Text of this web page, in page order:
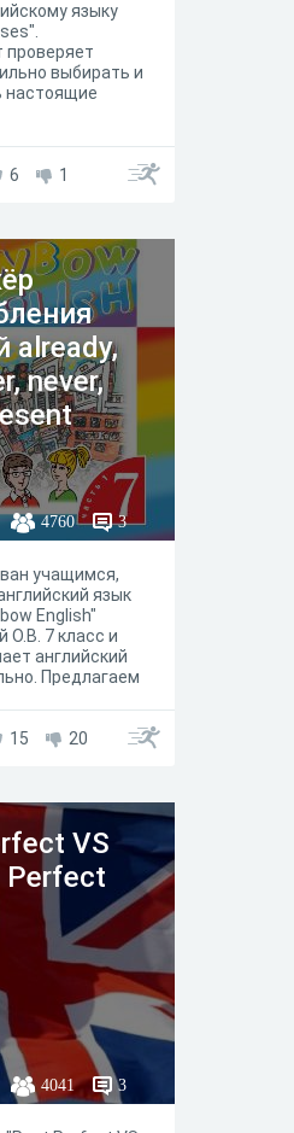
языку
проверяет
выбирать и
настоящие
в
6 1
already,
never,
4760 3
учащимся,
язык
English"
О.В. 7 класс и
английский
Предлагаем
15 20
VS
Perfect
4041 3